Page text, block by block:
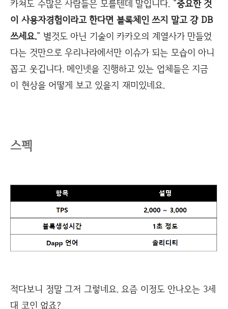
카쳐도 수많은 사람들은 모를텐데 말입니다. "중요한 것
이 사용자경험이라고 한다면 블록체인 쓰지 말고 걍 DB
쓰세요." 별것도 아닌 기술이 카카오의 계열사가 만들었
다는 것만으로 우리나라에서만 이슈가 되는 모습이 아니
꼽고 웃깁니다. 메인넷을 진행하고 있는 업체들은 지금
이 현상을 어떻게 보고 있을지 재미있네요.
스펙
적다보니 정말 그저 그렇네요. 요즘 이정도 안나오는 3세
대 코인 없죠?